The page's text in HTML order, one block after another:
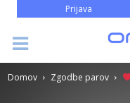
Prijava
Domov Zgodbe parov